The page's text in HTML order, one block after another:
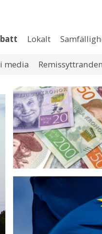
Lokalt
media Remissyttranden